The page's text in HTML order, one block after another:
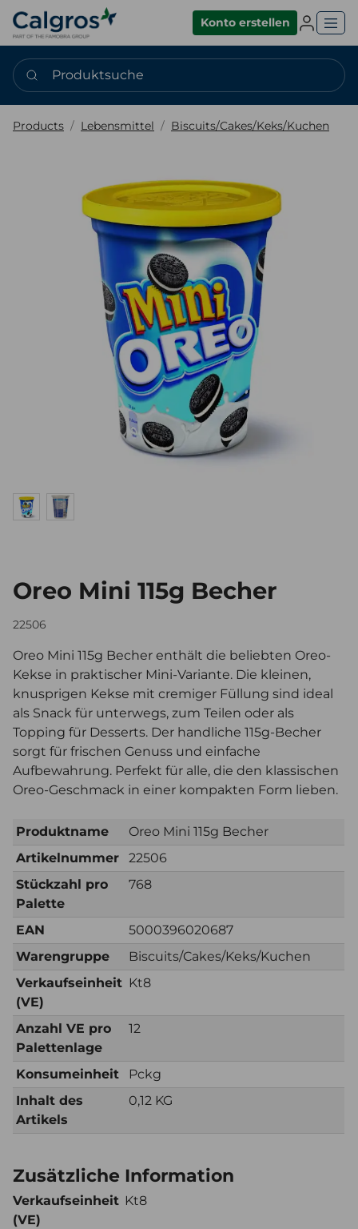
Konto erstellen
Produktsuche
Products Lebensmittel Biscuits/Cakes/Keks/Kuchen
Oreo Mini 115g Becher
22506
Oreo Mini 115g Becher enthält die beliebten Oreo-
Kekse in praktischer Mini-Variante. Die kleinen,
knusprigen Kekse mit cremiger Füllung sind ideal
als Snack für unterwegs, zum Teilen oder als
Topping für Desserts. Der handliche 115g-Becher
sorgt für frischen Genuss und einfache
Aufbewahrung. Perfekt für alle, die den klassischen
Oreo-Geschmack in einer kompakten Form lieben.
Produktname
Oreo Mini 115g Becher
Artikelnummer
22506
Stückzahl pro
Palette
768
EAN
5000396020687
Warengruppe
Biscuits/Cakes/Keks/Kuchen
Verkaufseinheit
(VE)
Kt8
Anzahl VE pro
Palettenlage
12
Konsumeinheit
Pckg
Inhalt des
Artikels
0,12 KG
Zusätzliche Information
Verkaufseinheit
(VE)
Kt8